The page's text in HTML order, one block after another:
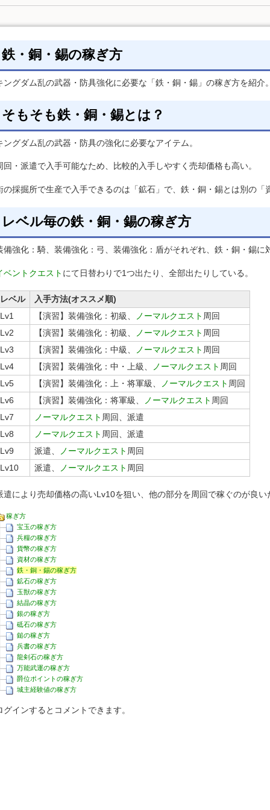
鉄・銅・錫の稼ぎ方
ングダム乱の武器・防具強化に必要な「鉄・銅・錫」の稼ぎ方を紹介
そもそも鉄・銅・錫とは？
ングダム乱の武器・防具の強化に必要なアイテム。
回・派遣で入手可能なため、比較的入手しやすく売却価格も高い。
の採掘所で生産で入手できるのは「鉱石」で、鉄・銅・錫とは別の「
レベル毎の鉄・銅・錫の稼ぎ方
備強化：騎、装備強化：弓、装備強化：盾がそれぞれ、鉄・銅・錫に
ベントクエスト にて日替わりで1つ出たり、全部出たりしている。
レベル
入手方法(オススメ順)
Lv1
【演習】装備強化：初級、 ノーマルクエスト 周回
Lv2
【演習】装備強化：初級、 ノーマルクエスト 周回
Lv3
【演習】装備強化：中級、 ノーマルクエスト 周回
Lv4
【演習】装備強化：中・上級、 ノーマルクエスト 周回
Lv5
【演習】装備強化：上・将軍級、 ノーマルクエスト 周回
Lv6
【演習】装備強化：将軍級、 ノーマルクエスト 周回
Lv7
ノーマルクエスト 周回、派遣
Lv8
ノーマルクエスト 周回、派遣
Lv9
派遣、 ノーマルクエスト 周回
Lv10
派遣、 ノーマルクエスト 周回
遣により売却価格の高いLv10を狙い、他の部分を周回で稼ぐのが良い
稼ぎ方
宝玉の稼ぎ方
兵糧の稼ぎ方
貨幣の稼ぎ方
資材の稼ぎ方
鉄・銅・錫の稼ぎ方
鉱石の稼ぎ方
玉獣の稼ぎ方
結晶の稼ぎ方
銀の稼ぎ方
砥石の稼ぎ方
鎚の稼ぎ方
兵書の稼ぎ方
龍剣石の稼ぎ方
万能武運の稼ぎ方
爵位ポイントの稼ぎ方
城主経験値の稼ぎ方
グインするとコメントできます。